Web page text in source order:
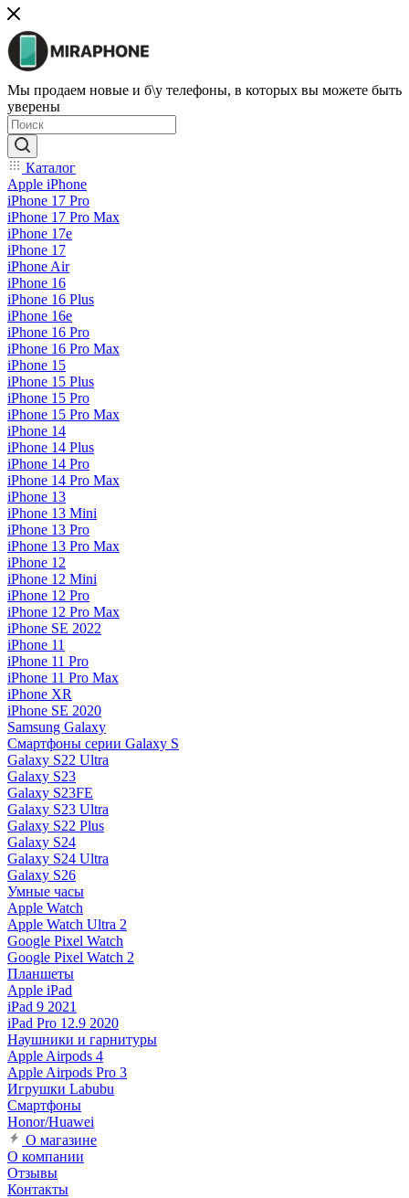
Мы продаем новые и б\у телефоны, в которых вы можете быть
уверены
Каталог
Apple iPhone
iPhone 17 Pro
iPhone 17 Pro Max
iPhone 17e
iPhone 17
iPhone Air
iPhone 16
iPhone 16 Plus
iPhone 16e
iPhone 16 Pro
iPhone 16 Pro Max
iPhone 15
iPhone 15 Plus
iPhone 15 Pro
iPhone 15 Pro Max
iPhone 14
iPhone 14 Plus
iPhone 14 Pro
iPhone 14 Pro Max
iPhone 13
iPhone 13 Mini
iPhone 13 Pro
iPhone 13 Pro Max
iPhone 12
iPhone 12 Mini
iPhone 12 Pro
iPhone 12 Pro Max
iPhone SE 2022
iPhone 11
iPhone 11 Pro
iPhone 11 Pro Max
iPhone XR
iPhone SE 2020
Samsung Galaxy
Смартфоны серии Galaxy S
Galaxy S22 Ultra
Galaxy S23
Galaxy S23FE
Galaxy S23 Ultra
Galaxy S22 Plus
Galaxy S24
Galaxy S24 Ultra
Galaxy S26
Умные часы
Apple Watch
Apple Watch Ultra 2
Google Pixel Watch
Google Pixel Watch 2
Планшеты
Apple iPad
iPad 9 2021
iPad Pro 12.9 2020
Наушники и гарнитуры
Apple Airpods 4
Apple Airpods Pro 3
Игрушки Labubu
Смартфоны
Honor/Huawei
О магазине
О компании
Отзывы
Контакты